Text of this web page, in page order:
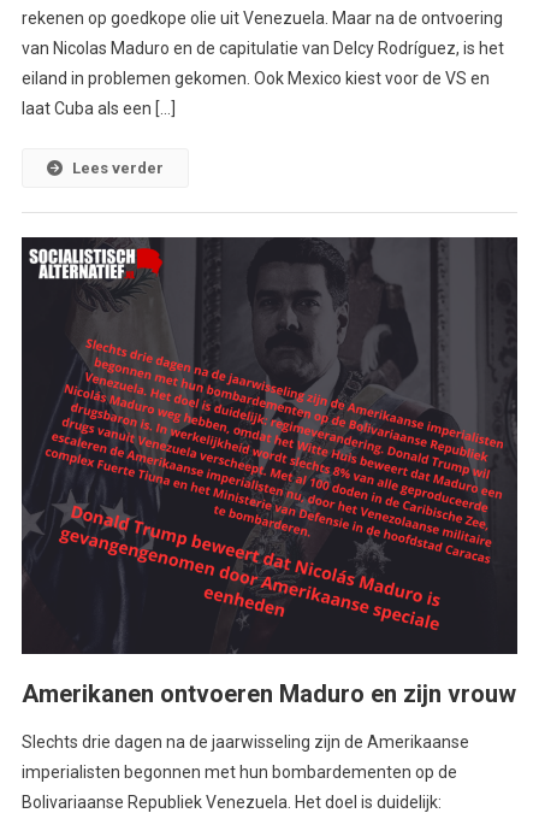
rekenen op goedkope olie uit Venezuela. Maar na de ontvoering
van Nicolas Maduro en de capitulatie van Delcy Rodríguez, is het
eiland in problemen gekomen. Ook Mexico kiest voor de VS en
laat Cuba als een […]
Lees verder
Amerikanen ontvoeren Maduro en zijn vrouw
Slechts drie dagen na de jaarwisseling zijn de Amerikaanse
imperialisten begonnen met hun bombardementen op de
Bolivariaanse Republiek Venezuela. Het doel is duidelijk: